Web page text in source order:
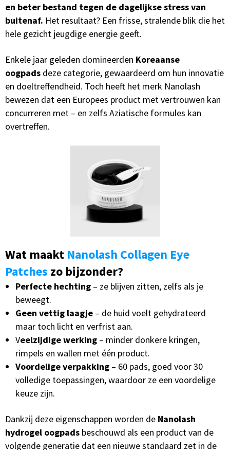
en beter bestand tegen de dagelijkse stress van
buitenaf. Het resultaat? Een frisse, stralende blik die het
hele gezicht jeugdige energie geeft.
Enkele jaar geleden domineerden Koreaanse
oogpads deze categorie, gewaardeerd om hun innovatie
en doeltreffendheid. Toch heeft het merk Nanolash
bewezen dat een Europees product met vertrouwen kan
concurreren met – en zelfs Aziatische formules kan
overtreffen.
Wat maakt Nanolash Collagen Eye
Patches zo bijzonder?
Perfecte hechting – ze blijven zitten, zelfs als je
beweegt.
Geen vettig laagje – de huid voelt gehydrateerd
maar toch licht en verfrist aan.
Veelzijdige werking – minder donkere kringen,
rimpels en wallen met één product.
Voordelige verpakking – 60 pads, goed voor 30
volledige toepassingen, waardoor ze een voordelige
keuze zijn.
Dankzij deze eigenschappen worden de Nanolash
hydrogel oogpads beschouwd als een product van de
volgende generatie dat een nieuwe standaard zet in de